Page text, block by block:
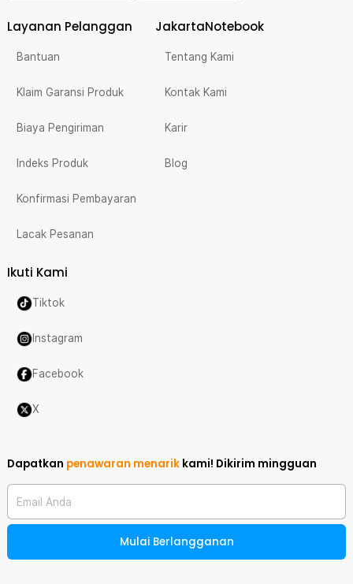
Layanan Pelanggan
Bantuan
Klaim Garansi Produk
Biaya Pengiriman
Indeks Produk
Konfirmasi Pembayaran
Lacak Pesanan
JakartaNotebook
Tentang Kami
Kontak Kami
Karir
Blog
Ikuti Kami
Tiktok
Instagram
Facebook
X
Dapatkan penawaran menarik kami! Dikirim mingguan
Email Anda
Mulai Berlangganan